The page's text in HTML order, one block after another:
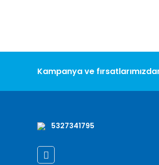
Ürün fiyatı diğer sitelerden daha
Kampanya ve
5327341795